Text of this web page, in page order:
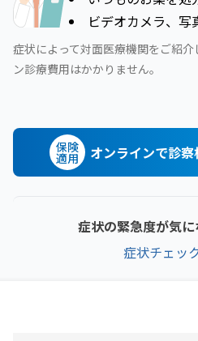
ビデオカメラ、写
症状によって対面医療機関をご紹
ン診療費用はかかりません。
保険
適用 オンラインで診察
症状の緊急度が気
症状チェッ